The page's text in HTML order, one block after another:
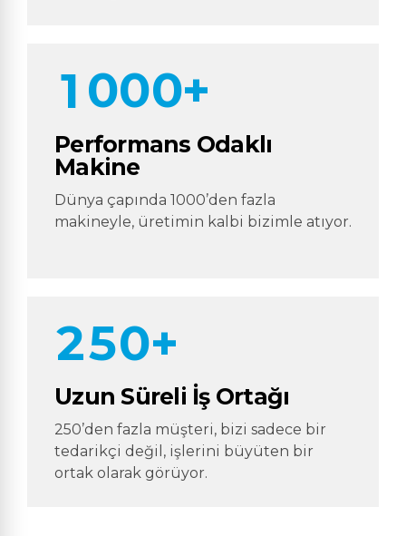
0
1
2
3
4
6
7
8
9
000+
Performans Odaklı
Makine
Dünya çapında 1000’den fazla
makineyle, üretimin kalbi bizimle atıyor.
2
3
4
5
0
1
2
3
5
6
7
8
4
5
6
7
8
0+
Uzun Süreli İş Ortağı
250’den fazla müşteri, bizi sadece bir
tedarikçi değil, işlerini büyüten bir
ortak olarak görüyor.